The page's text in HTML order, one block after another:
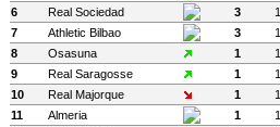
6
Real Sociedad 3
1
7
Athletic Bilbao 3
1
8
Osasuna 1
1
9
Real Saragosse 1
1
10
Real Majorque 1
1
11
Almeria 1
1